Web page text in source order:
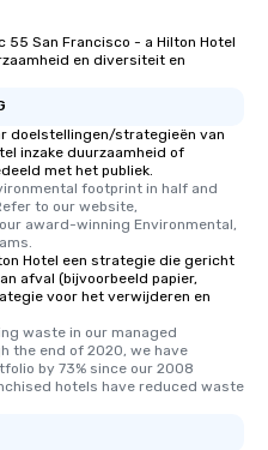
55 San Francisco - a Hilton Hotel
en diversiteit en
doelstellingen/strategieën van
inzake duurzaamheid of
met het publiek.
footprint in half and
to our website,
award-winning Environmental,
Hotel een strategie die gericht
afval (bijvoorbeeld papier,
voor het verwijderen en
waste in our managed
the end of 2020, we have
by 73% since our 2008
hotels have reduced waste